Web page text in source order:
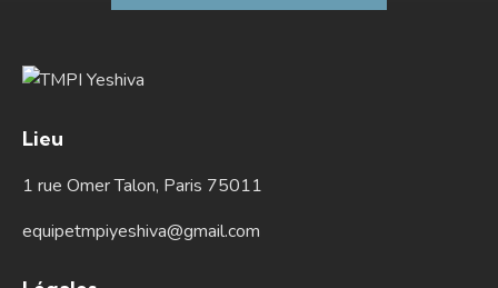
Lieu
1 rue Omer Talon, Paris 75011
equipetmpiyeshiva@gmail.com